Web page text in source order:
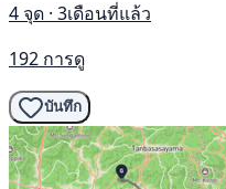
4 จุด · 3เดือนที่แล้ว
192 การดู
บันทึก